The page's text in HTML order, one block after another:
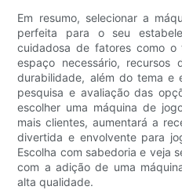
Em resumo, selecionar a
perfeita para o seu
cuidadosa de fatores como
espaço necessário, recursos
durabilidade, além do tema e
pesquisa e avaliação das
escolher uma máquina de
mais clientes, aumentará a
divertida e envolvente para
Escolha com sabedoria e veja
com a adição de uma
alta qualidade.